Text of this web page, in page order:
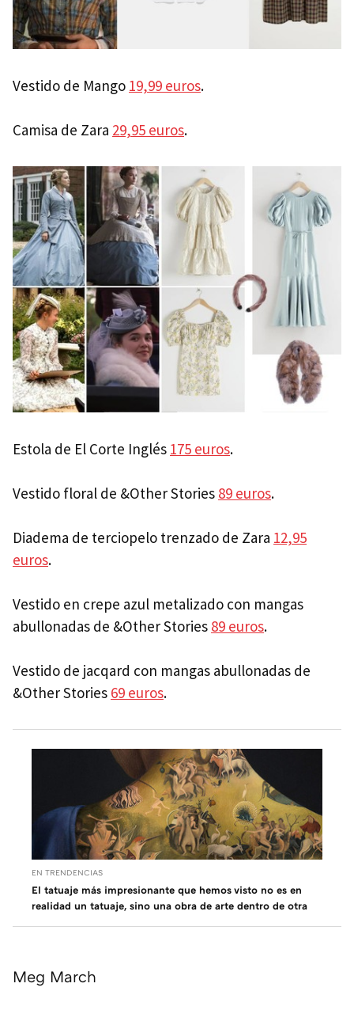
Vestido de Mango 19,99 euros.
Camisa de Zara 29,95 euros.
Estola de El Corte Inglés 175 euros.
Vestido floral de &Other Stories 89 euros.
Diadema de terciopelo trenzado de Zara 12,95
euros.
Vestido en crepe azul metalizado con mangas
abullonadas de &Other Stories 89 euros.
Vestido de jacqard con mangas abullonadas de
&Other Stories 69 euros.
EN TRENDENCIAS
El tatuaje más impresionante que hemos visto no es en
realidad un tatuaje, sino una obra de arte dentro de otra
Meg March